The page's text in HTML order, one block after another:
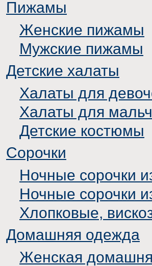
Пижамы
Женские пижамы
Мужские пижамы
Детские халаты
Халаты для
Халаты для
Детские костюмы
Сорочки
Ночные сорочки
Ночные сорочки
Хлопковые,
Домашняя одежда
Женская